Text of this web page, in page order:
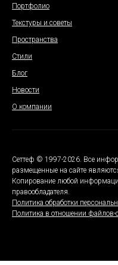
Портфолио
Текстуры и советы
Пространства
Стили
Блог
Новости
О компании
Сеттеф © 1997-2026. Все
размещенные на сайте
Копирование любой
правообладателя.
Политика обработки
Политика в отношении файлов-